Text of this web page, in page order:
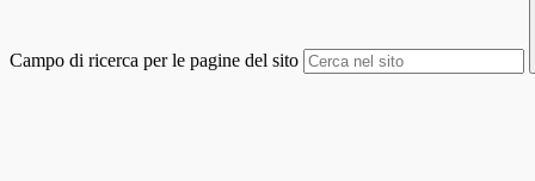
Campo di ricerca per le pagine del sito